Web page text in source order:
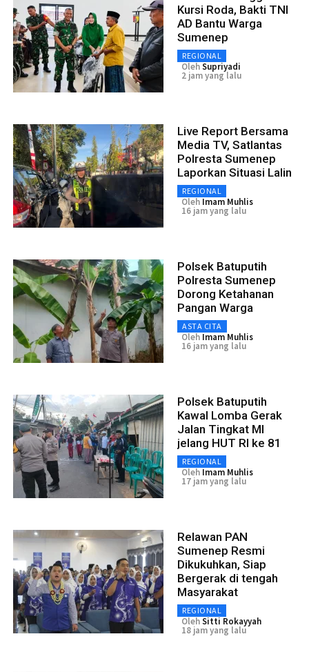
Kursi Roda, Bakti TNI
AD Bantu Warga
Sumenep
REGIONAL
OlehSupriyadi
2 jam yang lalu
Live Report Bersama
Media TV, Satlantas
Polresta Sumenep
Laporkan Situasi Lalin
REGIONAL
Oleh Imam Muhlis
16 jam yang lalu
Polsek Batuputih
Polresta Sumenep
Dorong Ketahanan
Pangan Warga
ASTA CITA
Oleh Imam Muhlis
16 jam yang lalu
Polsek Batuputih
Kawal Lomba Gerak
Jalan Tingkat MI
jelang HUT RI ke 81
REGIONAL
Oleh Imam Muhlis
17 jam yang lalu
Relawan PAN
Sumenep Resmi
Dikukuhkan, Siap
Bergerak di tengah
Masyarakat
REGIONAL
OlehSitti Rokayyah
18 jam yang lalu